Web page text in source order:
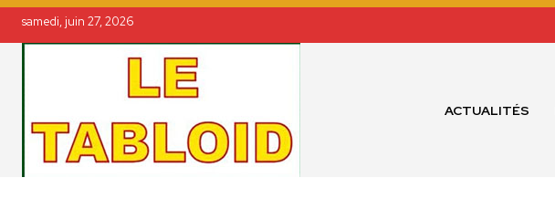
samedi, juin 27, 2026
ACTUALITÉS